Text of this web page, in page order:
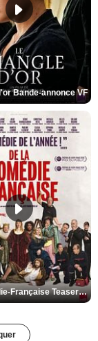
Bande-annonce VF
De la Comédie-Française Teaser VF